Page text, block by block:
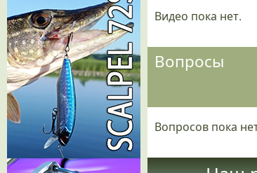
Видео пока нет.
Вопросы
Вопросов пока